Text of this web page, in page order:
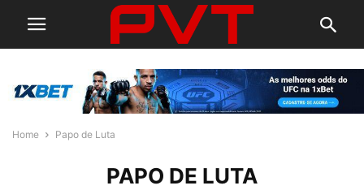
Home Papo de Luta
PAPO DE LUTA